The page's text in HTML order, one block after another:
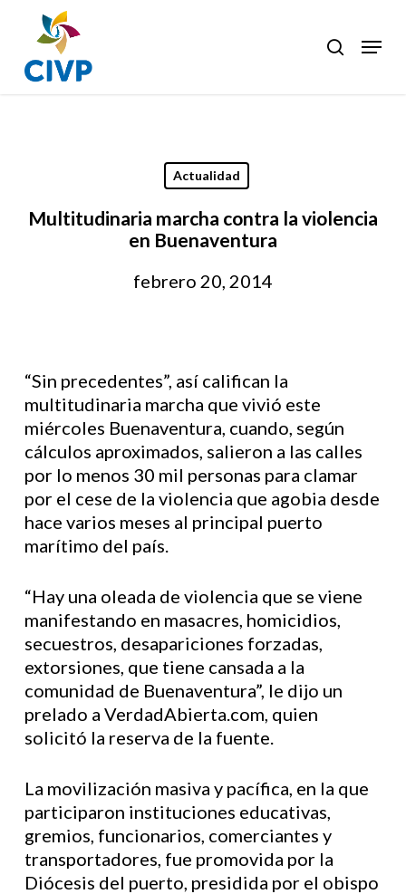
main
content
search
Menu
Actualidad
Multitudinaria marcha contra la violencia
en Buenaventura
febrero 20, 2014
“Sin precedentes”, así califican la
multitudinaria marcha que vivió este
miércoles Buenaventura, cuando, según
cálculos aproximados, salieron a las calles
por lo menos 30 mil personas para clamar
por el cese de la violencia que agobia desde
hace varios meses al principal puerto
marítimo del país.
“Hay una oleada de violencia que se viene
manifestando en masacres, homicidios,
secuestros, desapariciones forzadas,
extorsiones, que tiene cansada a la
comunidad de Buenaventura”, le dijo un
prelado a VerdadAbierta.com, quien
solicitó la reserva de la fuente.
La movilización masiva y pacífica, en la que
participaron instituciones educativas,
gremios, funcionarios, comerciantes y
transportadores, fue promovida por la
Diócesis del puerto, presidida por el obispo
Close